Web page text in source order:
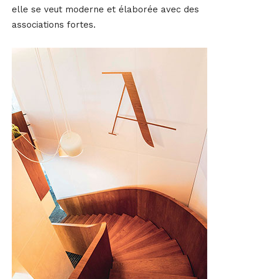
elle se veut moderne et élaborée avec des
associations fortes.